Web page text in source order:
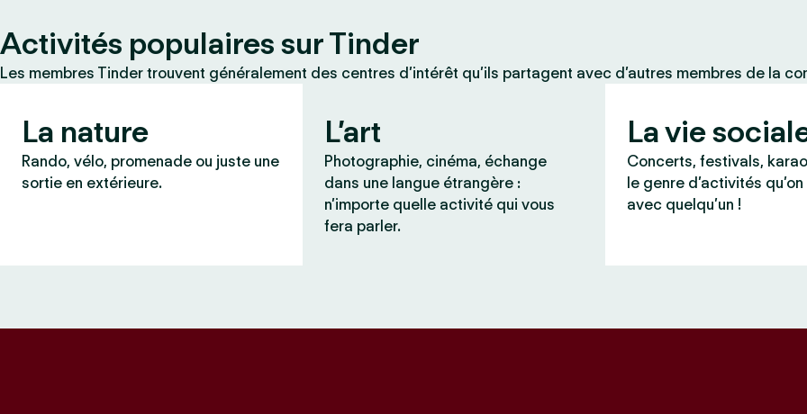
Activités populaires sur Tinder
Les membres Tinder trouvent généralement des centres d’intérêt qu’ils partagent avec d’autres membres de la
La nature
Rando, vélo, promenade ou juste une
sortie en extérieure.
L’art
Photographie, cinéma, échange
dans une langue étrangère :
n’importe quelle activité qui vous
fera parler.
La vie
Concerts, festivals,
le genre d’activités
avec quelqu’un !